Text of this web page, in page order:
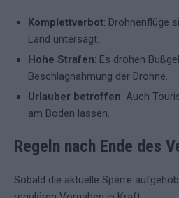
Komplettverbot: Drohnenflüge
Land untersagt.
Hohe Strafen: Es drohen
Beschlagnahmung der Drohne.
Urlauber betroffen: Auch
am Boden lassen.
Regeln nach Ende des
Sobald die aktuelle Sperre